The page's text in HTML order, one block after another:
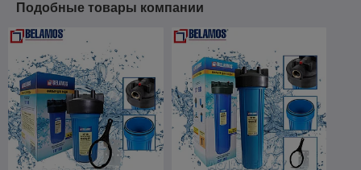
Подобные товары компании